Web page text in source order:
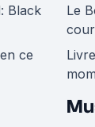
Black
ce
Le